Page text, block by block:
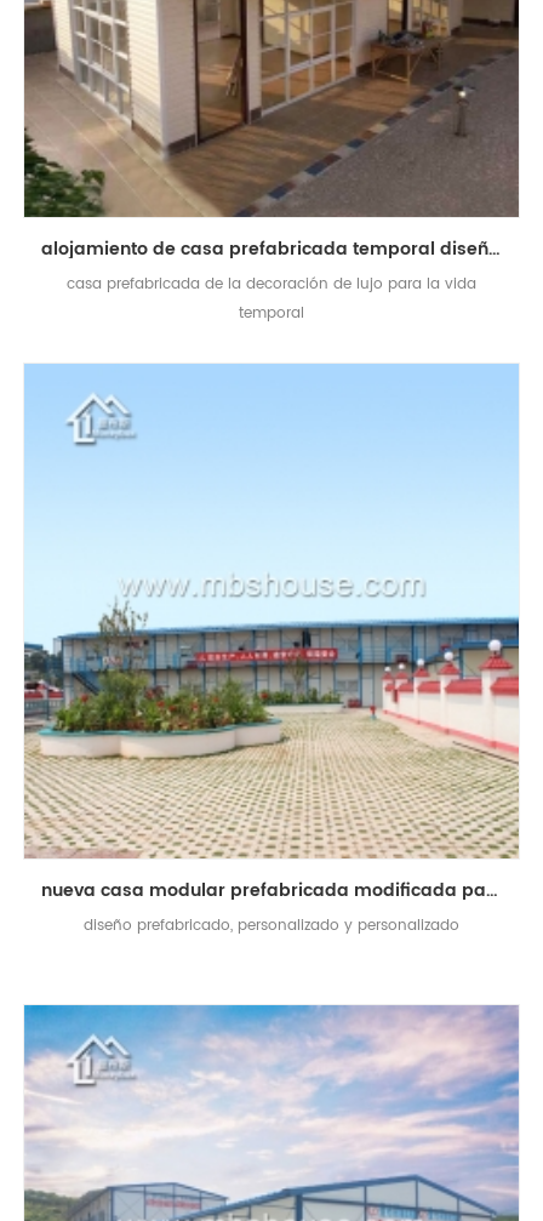
alojamiento de casa prefabricada temporal diseñado de moda moderno para la vida
casa prefabricada de la decoración de lujo para la vida
temporal
nueva casa modular prefabricada modificada para requisitos particulares modificada para requisitos particulares
diseño prefabricado, personalizado y personalizado